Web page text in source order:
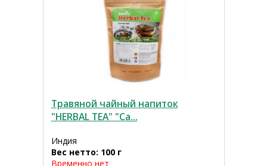
Травяной чайный напиток
"HERBAL TEA" "Са...
Индия
Вес нетто: 100 г
Временно нет